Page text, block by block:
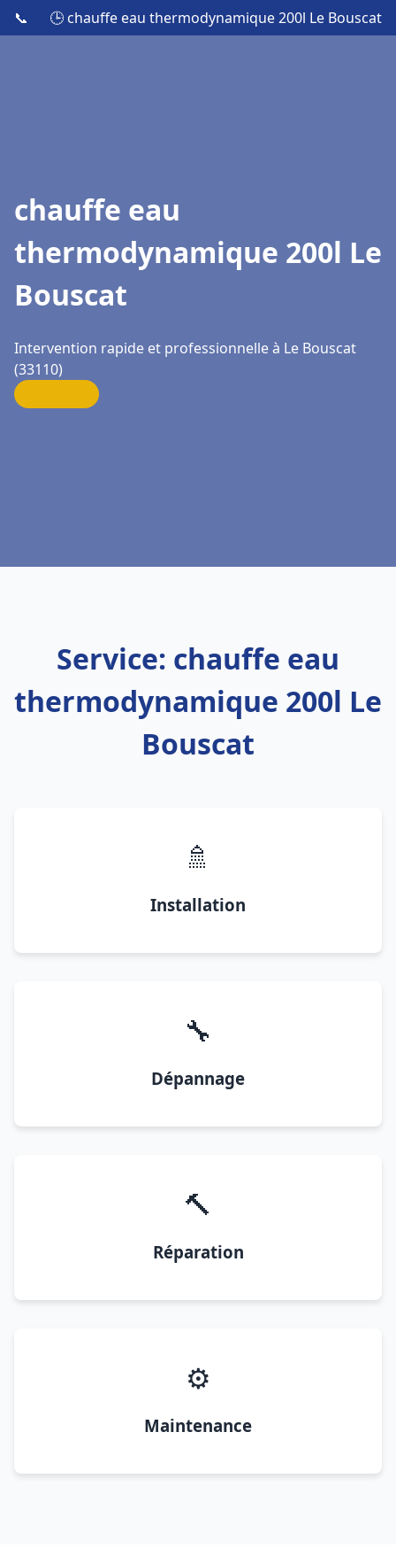
📞 🕒 chauffe eau thermodynamique 200l Le Bouscat
chauffe eau
thermodynamique 200l Le
Bouscat
Intervention rapide et professionnelle à Le Bouscat
(33110)
Service: chauffe eau
thermodynamique 200l Le
Bouscat
🚿
Installation
🔧
Dépannage
🔨
Réparation
⚙️
Maintenance